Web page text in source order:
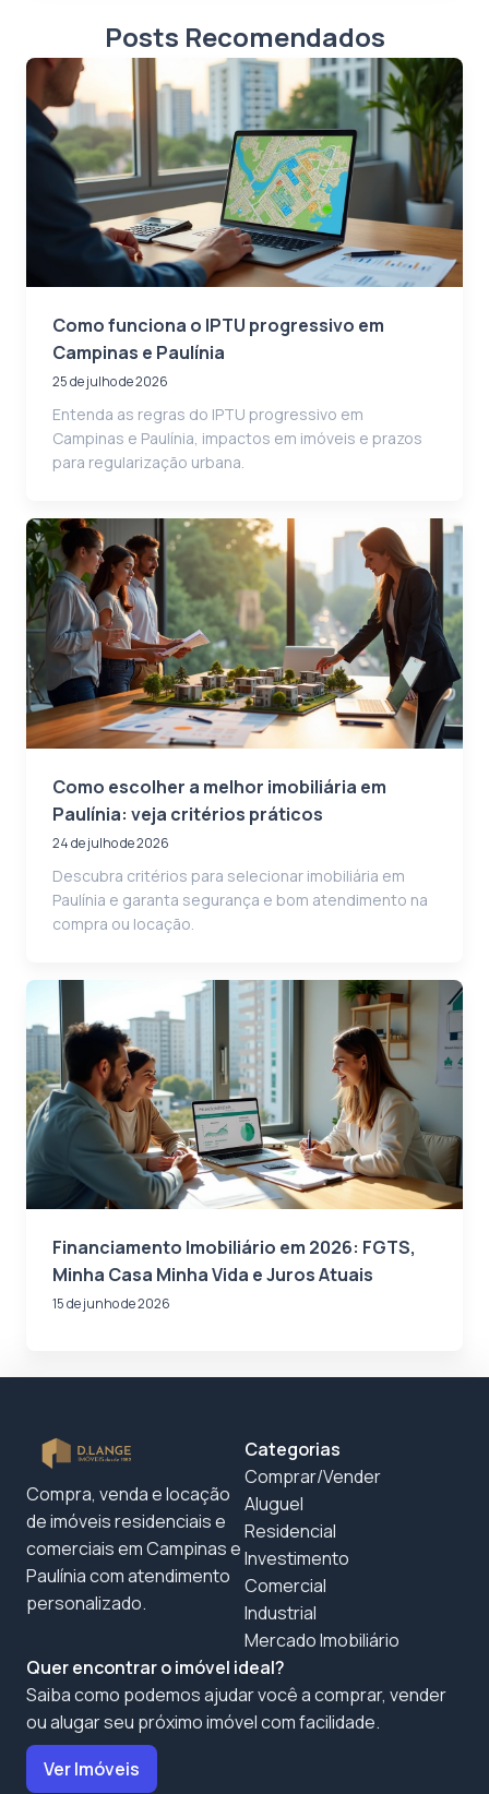
Posts Recomendados
Como funciona o IPTU progressivo em
Campinas e Paulínia
25 de julho de 2026
Entenda as regras do IPTU progressivo em
Campinas e Paulínia, impactos em imóveis e prazos
para regularização urbana.
Como escolher a melhor imobiliária em
Paulínia: veja critérios práticos
24 de julho de 2026
Descubra critérios para selecionar imobiliária em
Paulínia e garanta segurança e bom atendimento na
compra ou locação.
Financiamento Imobiliário em 2026: FGTS,
Minha Casa Minha Vida e Juros Atuais
15 de junho de 2026
Compra, venda e locação
de imóveis residenciais e
comerciais em Campinas e
Paulínia com atendimento
personalizado.
Categorias
Comprar/Vender
Aluguel
Residencial
Investimento
Comercial
Industrial
Mercado Imobiliário
Quer encontrar o imóvel ideal?
Saiba como podemos ajudar você a comprar, vender
ou alugar seu próximo imóvel com facilidade.
Ver Imóveis